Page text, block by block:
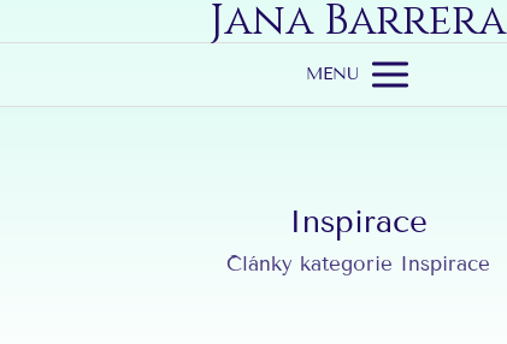
Jana Barrera
MENU
Inspirace
Články kategorie Inspirace